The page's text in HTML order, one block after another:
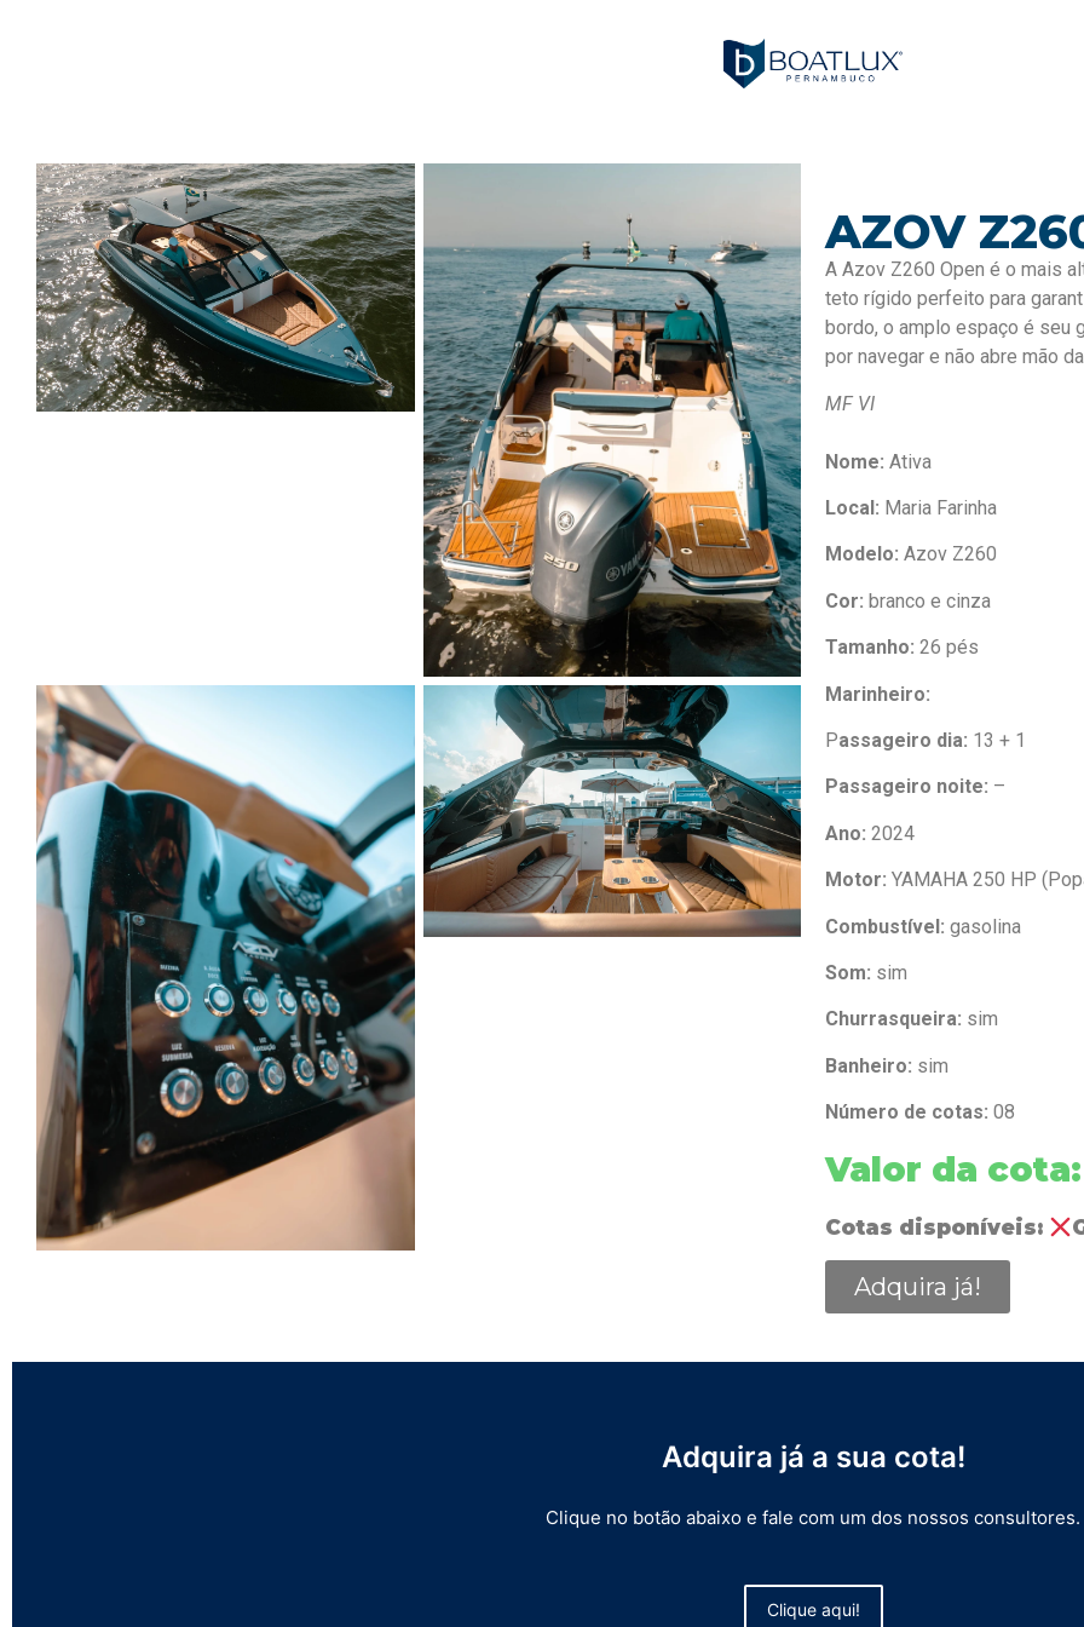
AZOV
A Azov Z260 Open é o mais
teto rígido perfeito para
bordo, o amplo espaço é seu
por navegar e não abre mão
MF VI
Nome: Ativa
Local: Maria Farinha
Modelo: Azov Z260
Cor: branco e cinza
Tamanho: 26 pés
Marinheiro:
Passageiro dia: 13 + 1
Passageiro noite: –
Ano: 2024
Motor: YAMAHA 250 HP
Combustível: gasolina
Som: sim
Churrasqueira: sim
Banheiro: sim
Número de cotas: 08
Valor da
Cotas disponíveis:
Adquira já!
Adquira já a sua cota!
Clique no botão abaixo e fale com um dos nossos consultores.
Clique aqui!